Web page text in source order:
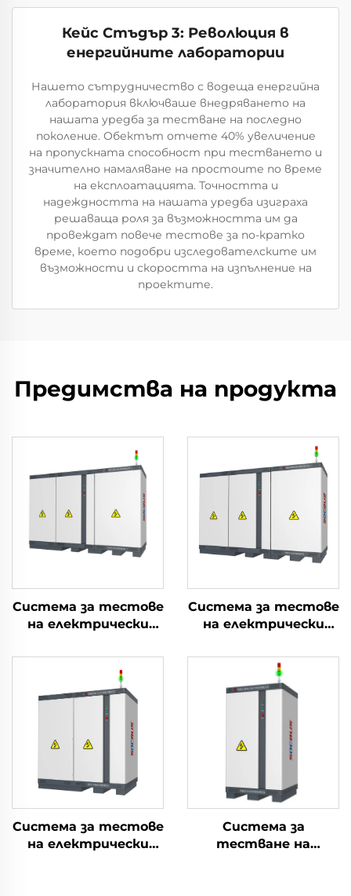
Кейс Стъдър 3: Революция в
енергийните лаборатории
Нашето сътрудничество с водеща енергийна
лаборатория включваше внедряването на
нашата уредба за тестване на последно
поколение. Обектът отчете 40% увеличение
на пропускната способност при тестването и
значително намаляване на простоите по време
на експлоатацията. Точността и
надеждността на нашата уредба изиграха
решаваща роля за възможността им да
провеждат повече тестове за по-кратко
време, което подобри изследователските им
възможности и скоростта на изпълнение на
проектите.
Предимства на продукта
Система за тестове
на електрически
литиеви батерии
Система за тестове
на електрически
литиеви батерии
(1000V)
Система за тестове
на електрически
Система за
тестване на